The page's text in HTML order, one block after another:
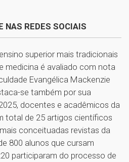
NAS REDES SOCIAIS
superior mais tradicionais
medicina é avaliado com nota
Evangélica Mackenzie
se também por sua
docentes e acadêmicos da
total de 25 artigos científicos
conceituadas revistas da
800 alunos que cursam
participaram do processo de